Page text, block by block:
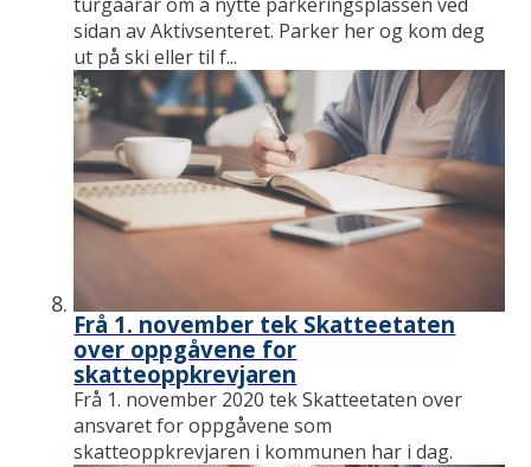
sidan av Aktivsenteret. Parker her og kom deg
ut på ski eller til f...
Frå 1. november tek Skatteetaten
over oppgåvene for
skatteoppkrevjaren
Frå 1. november 2020 tek Skatteetaten over
ansvaret for oppgåvene som
skatteoppkrevjaren i kommunen har i dag.